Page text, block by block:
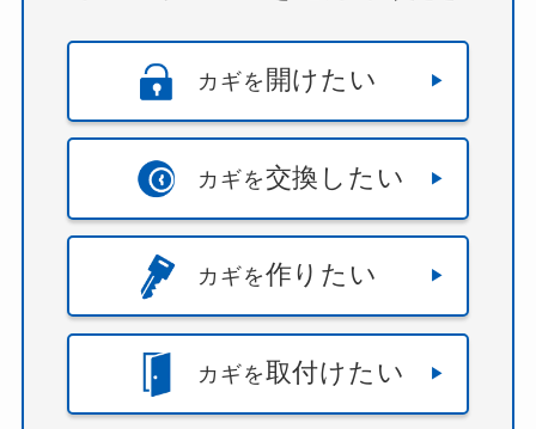
カギを 開けたい
カギを交換したい
カギを作りたい
カギを取付けたい